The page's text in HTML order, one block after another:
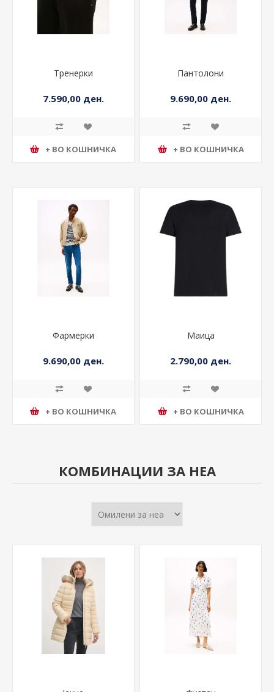
Тренерки
7.590,00 ден.
+ ВО КОШНИЧКА
Пантолони
9.690,00 ден.
+ ВО КОШНИЧКА
Фармерки
9.690,00 ден.
+ ВО КОШНИЧКА
Маица
2.790,00 ден.
+ ВО КОШНИЧКА
КОМБИНАЦИИ ЗА НЕА